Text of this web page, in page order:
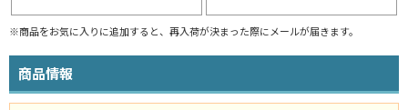
※商品をお気に入りに追加すると、再入荷が決まった際にメールが届きます。
商品情報